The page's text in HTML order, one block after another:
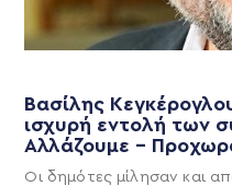
Βασίλης
ισχυρή εντολή των
Αλλάζουμε –
Οι δημότες μίλησαν και